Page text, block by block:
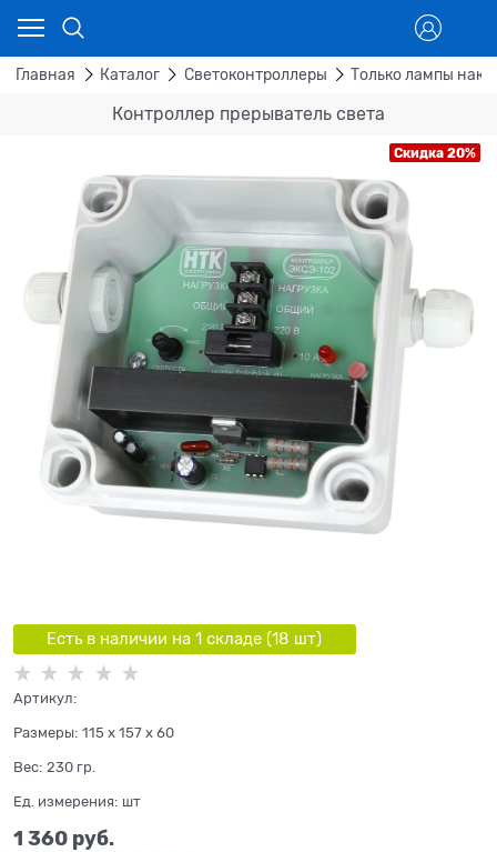
Главная Каталог Светоконтроллеры Только лампы
Контроллер прерыватель света
Скидка 20%
Есть в наличии на 1 складe (18 шт)
Артикул:
Размеры: 115 x 157 x 60
Вес: 230 гр.
Ед. измерения: шт
1 360 руб.